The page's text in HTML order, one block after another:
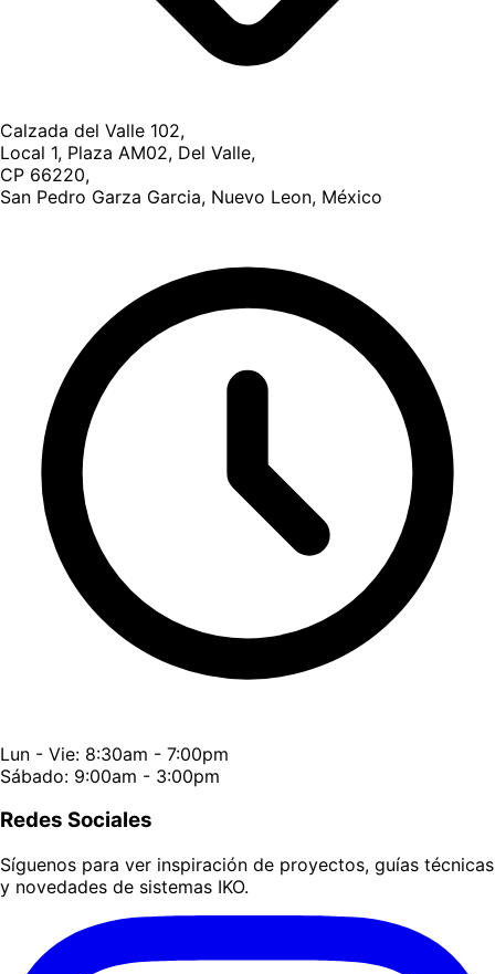
Calzada del Valle 102,
Local 1, Plaza AM02, Del Valle,
CP 66220,
San Pedro Garza Garcia, Nuevo Leon, México
Lun - Vie: 8:30am - 7:00pm
Sábado: 9:00am - 3:00pm
Redes Sociales
Síguenos para ver inspiración de proyectos, guías técnicas
y novedades de sistemas IKO.